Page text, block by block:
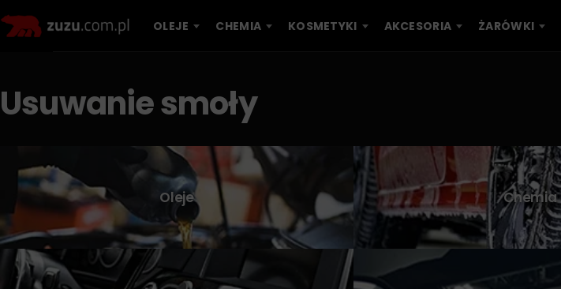
OLEJE CHEMIA KOSMETYKI AKCESORIA ŻARÓWKI
Usuwanie smoły
Oleje Chemia